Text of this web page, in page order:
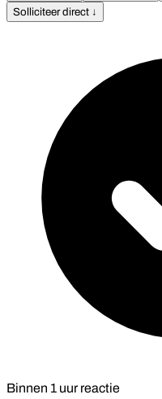
Solliciteer direct ↓
Binnen 1 uurreactie